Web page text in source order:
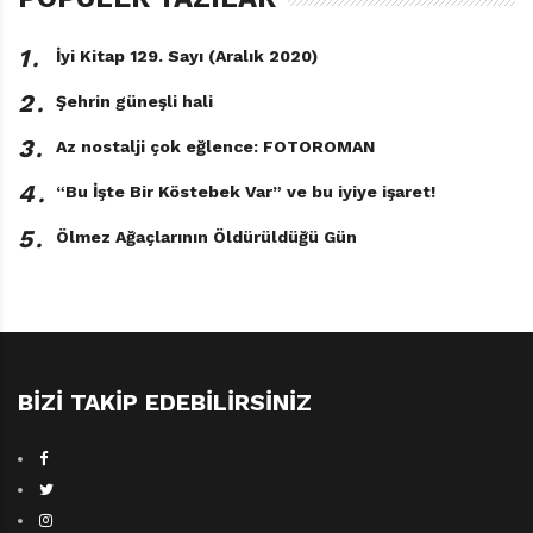
topaklaşmış manifestovari cevabı damga vuruyor.
Merak illa da merak, bilimin sanatın tükenmez yakıtı,
insanın sadık yari merak. Soruyu daha iyi sorularla
1․ İyi Kitap 129. Sayı (Aralık 2020)
2․ Şehrin güneşli hali
3․ Az nostalji çok eğlence: FOTOROMAN
4․ “Bu İşte Bir Köstebek Var” ve bu iyiye işaret!
5․ Ölmez Ağaçlarının Öldürüldüğü Gün
BIZI TAKIP EDEBILIRSINIZ